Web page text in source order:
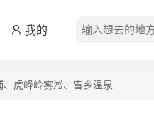
我的
虎峰岭雾淞、雪乡温泉